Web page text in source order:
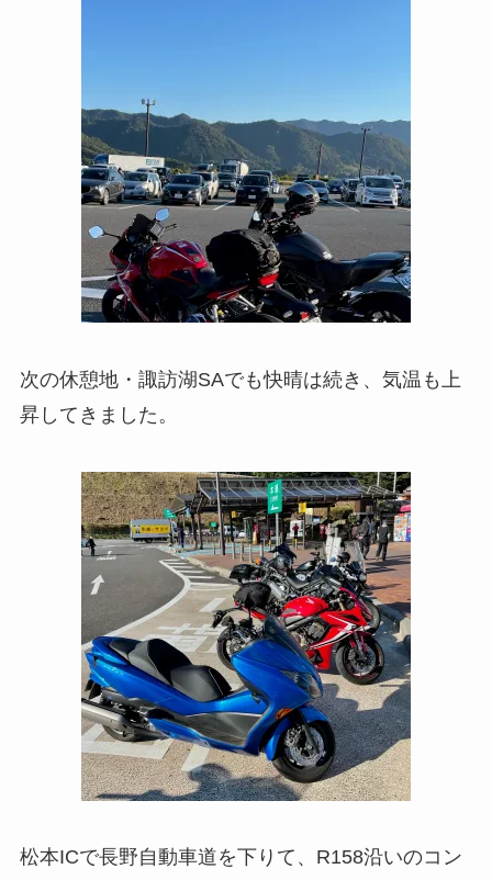
次の休憩地・諏訪湖SAでも快晴は続き、気温も上
昇してきました。
松本ICで長野自動車道を下りて、R158沿いのコン